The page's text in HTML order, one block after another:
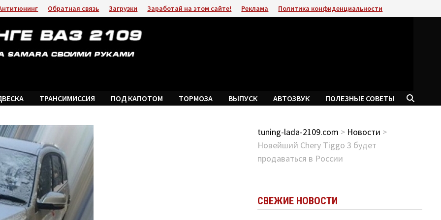
Обратная связь Загрузки Заработай на этом сайте! Реклама Политика конфиденциальности
ТРАНСИМИССИЯ ПОД КАПОТОМ ТОРМОЗА ВЫПУСК АВТОЗВУК ПОЛЕЗНЫЕ СОВЕТЫ
tuning-lada-2109.com > Новости >
Новейший Chery Tiggo 3 будет
продаваться в России
СВЕЖИЕ НОВОСТИ